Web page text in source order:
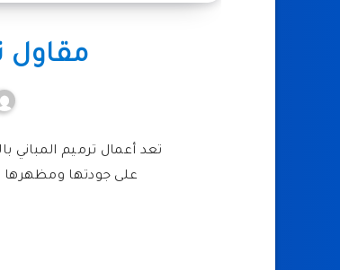
مقاول
تعد أعمال ترميم المباني
على جودتها ومظهرها